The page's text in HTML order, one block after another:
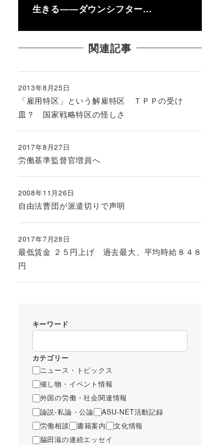
生きる――ダウンシフター…
関連記事
「雇用特区」という解雇特区 ＴＰＰの受け
皿？ 国家戦略特区の怪しさ
投稿日
2013年8月25日
労働基準監督官増員へ
投稿日
2017年8月27日
自由法曹団が派遣切りで声明
投稿日
2008年11月26日
最低賃金 ２５円上げ 過去最大、平均時給８４８
円
投稿日
2017年7月28日
キーワード
カテゴリー
ニュース・トピックス
催し物・イベント情報
外国の労働・社会関連情報
論説-私論・公論
ASU-NET活動記録
労働相談
書籍案内
文化情報
脇田滋の連続エッセイ